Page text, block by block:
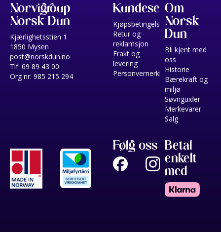
Norvigroup
Norsk Dun
Kjærlighetsstien 1
1850 Mysen
post@norskdun.no
Tlf: 69 89 43 00
Org nr: 985 215 294
Kundeservice
Kjøpsbetingelser
Retur og
reklamsjon
Frakt og
levering
Personvernerklæring
Om
Norsk
Dun
Bli kjent med
oss
Historie
Bærekraft og
miljø
Søvnguider
Merkevarer
Salg
Følg oss Betal
enkelt
med